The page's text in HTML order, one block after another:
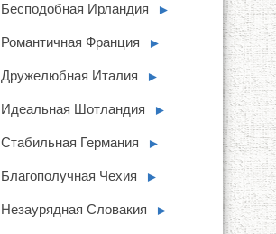
Бесподобная Ирландия ►
Романтичная Франция ►
Дружелюбная Италия ►
Идеальная Шотландия ►
Стабильная Германия ►
Благополучная Чехия ►
Незаурядная Словакия ►